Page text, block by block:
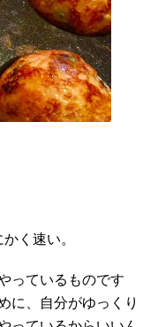
く速い。
っているものです
に、自分がゆっくり